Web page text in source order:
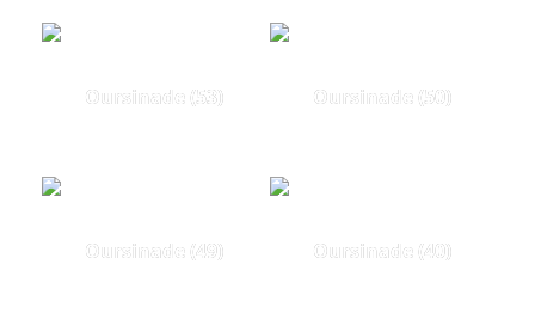
Oursinade (53) Oursinade (50)
Oursinade (49) Oursinade (40)